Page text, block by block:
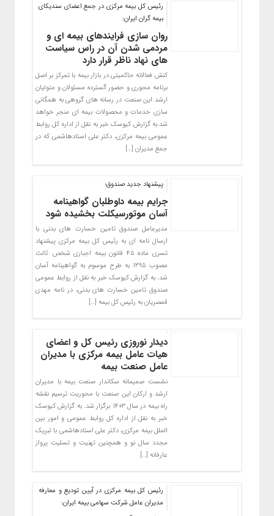
رئیس کل بیمه مرکزی در جمع اعضای سندیکای
بیمه گران ایران:
روان سازی فرایندهای بیمه ای و
مردمی شدن آن در راس سیاست
های نهاد ناظر قرار دارد
کنش فعالانه حاکمیتی در بازار بیمه با تمرکز بر اصل
برنامه محوری و حضور گسترده مسئولان و متولیان
ارشد این صنعت در رسانه های گروهی به همگانی
سازی خدمات و محصولات بیمه ای منجر خواهد
شد.به گزارش کیوسک خبر به نقل از اداره کل روابط
عمومی بیمه مرکزی، دکتر علی استادهاشمی که در
جمع مدیران […]
پیشنهاد جدید صندوق؛
جرایم بیمه داوطلبان گواهینامه
آسان موتورسیکلت بخشیده شود
مدیرعامل صندوق تامین خسارت های بدنی با
ارسال نامه ای به رئیس کل بیمه مرکزی پیشنهاد
تسری ماده ۴۵ قانون بیمه اجباری شخص ثالث
مصوب ۱۳۹۵ به طرح موسوم به گواهینامه آسان
شد. به گزارش کیوسک خبر به نقل از روابط عمومی
صندوق تامین خسارت های بدنی، در نامه مهدی
قمصریان به رئیس کل بیمه […]
دیدار نوروزی رئیس کل و اعضای
هیات عامل بیمه مرکزی با مدیران
عامل صنعت بیمه
نشست صمیمانه سکاندار صنعت بیمه با مدیران
ارشد و ارکان این صنعت با محوریت ترسیم نقشه
راه بیمه در سال ۱۴۰۳ برگزار شد. به گزارش کیوسک
خبر به نقل از اداره کل روابط عمومی و امور بین
الملل بیمه مرکزی، دکتر علی استادهاشمی با تبریک
مجدد سال نو و همچنین تهنیت و تسلیت پرواز
عارفانه […]
رئیس کل بیمه مرکزی در آیین تودیع و معارفه
مدیران عامل شرکت سهامی بیمه ایران: